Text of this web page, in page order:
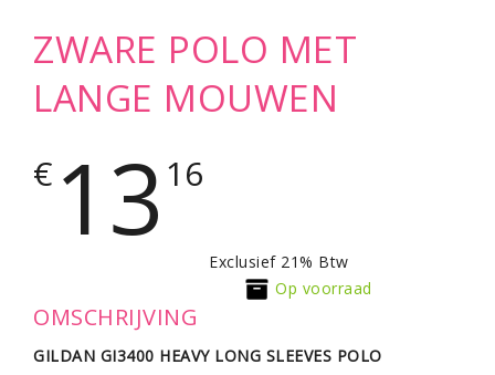
ZWARE POLO MET
LANGE MOUWEN
€ 13 16
Exclusief 21% Btw
Op voorraad
OMSCHRIJVING
GILDAN GI3400 HEAVY LONG SLEEVES POLO